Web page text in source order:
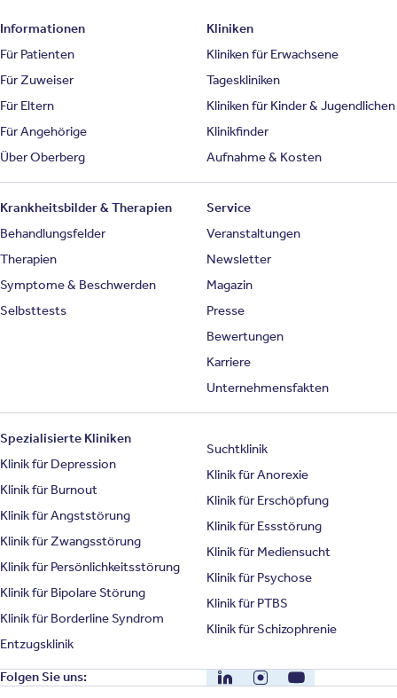
Informationen
Für Patienten
Für Zuweiser
Für Eltern
Für Angehörige
Über Oberberg
Kliniken
Kliniken für Erwachsene
Tageskliniken
Kliniken für Kinder & Jugendlichen
Klinikfinder
Aufnahme & Kosten
Krankheitsbilder & Therapien
Behandlungsfelder
Therapien
Symptome & Beschwerden
Selbsttests
Service
Veranstaltungen
Newsletter
Magazin
Presse
Bewertungen
Karriere
Unternehmensfakten
Spezialisierte Kliniken
Klinik für Depression
Klinik für Burnout
Klinik für Angststörung
Klinik für Zwangsstörung
Klinik für Persönlichkeitsstörung
Klinik für Bipolare Störung
Klinik für Borderline Syndrom
Entzugsklinik
Suchtklinik
Klinik für Anorexie
Klinik für Erschöpfung
Klinik für Essstörung
Klinik für Mediensucht
Klinik für Psychose
Klinik für PTBS
Klinik für Schizophrenie
Folgen Sie uns: LinkedInInstagramYouTube